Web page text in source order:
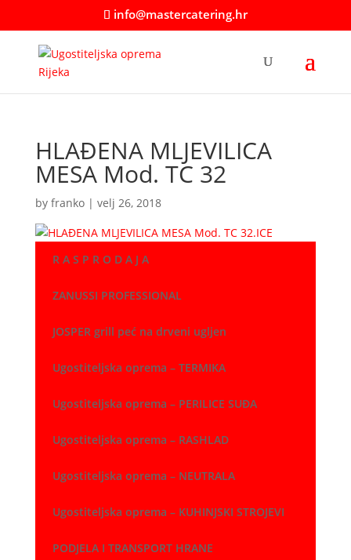
info@mastercatering.hr
HLAĐENA MLJEVILICA
MESA Mod. TC 32
by franko| velj 26, 2018
R A S P R O D A J A
ZANUSSI PROFESSIONAL
JOSPER grill peć na drveni ugljen
Ugostiteljska oprema – TERMIKA
Ugostiteljska oprema – PERILICE SUĐA
Ugostiteljska oprema – RASHLAD
Ugostiteljska oprema – NEUTRALA
Ugostiteljska oprema – KUHINJSKI STROJEVI
PODJELA I TRANSPORT HRANE